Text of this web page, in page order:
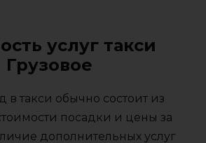
услуг такси
Грузовое
в такси обычно состоит из
посадки и цены за
дополнительных услуг